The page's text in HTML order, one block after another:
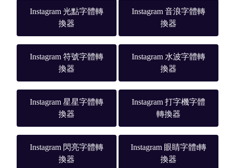
Instagram 光點字體轉
換器
Instagram 音浪字體轉
換器
Instagram 符號字體轉
換器
Instagram 水波字體轉
換器
Instagram 星星字體轉
換器
Instagram 打字機字體
轉換器
Instagram 閃亮字體轉
換器
Instagram 眼睛字體t轉
換器